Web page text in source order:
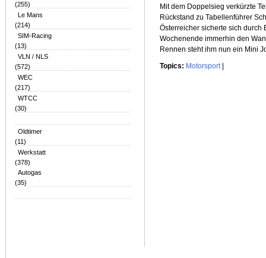
(255)
Le Mans
(214)
SIM-Racing
(13)
VLN / NLS
(572)
WEC
(217)
WTCC
(30)
Oldtimer
(11)
Werkstatt
(378)
Autogas
(35)
Mit dem Doppelsieg verkürzte
Rückstand zu Tabellenführer
Österreicher sicherte sich
Wochenende immerhin den
Rennen steht ihm nun ein Mini
Topics: Motorsport|